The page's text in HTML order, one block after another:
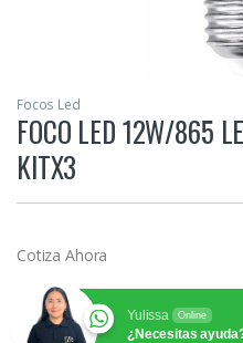
Focos Led
FOCO LED 12W/865
KITX3
Cotiza Ahora
Yulissa Online
¿Necesitas